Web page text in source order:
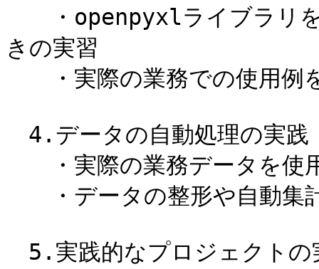
・openpyxlライブラリを
きの実習
・実際の業務での使用例
4.データの自動処理の実践
・実際の業務データを使
・データの整形や自動集
5.実践的なプロジェクトの